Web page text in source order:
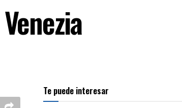
Te puede interesar